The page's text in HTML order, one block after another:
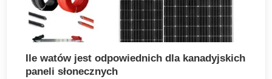
Ile watów jest odpowiednich dla kanadyjskich
paneli słonecznych